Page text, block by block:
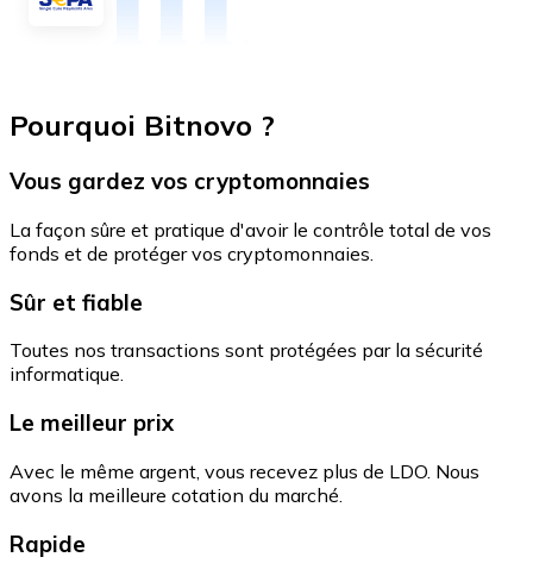
Pourquoi Bitnovo ?
Vous gardez vos cryptomonnaies
La façon sûre et pratique d'avoir le contrôle total de vos
fonds et de protéger vos cryptomonnaies.
Sûr et fiable
Toutes nos transactions sont protégées par la sécurité
informatique.
Le meilleur prix
Avec le même argent, vous recevez plus de LDO. Nous
avons la meilleure cotation du marché.
Rapide